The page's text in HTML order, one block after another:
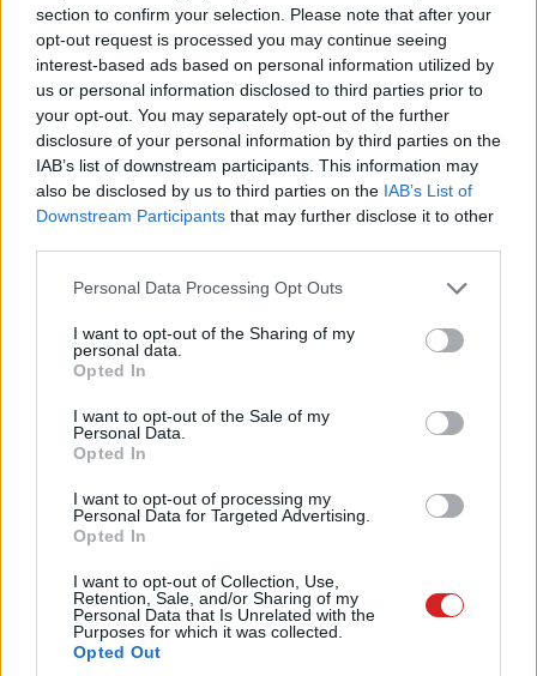
section to confirm your selection. Please note that after your
opt-out request is processed you may continue seeing
interest-based ads based on personal information utilized by
us or personal information disclosed to third parties prior to
your opt-out. You may separately opt-out of the further
disclosure of your personal information by third parties on the
IAB’s list of downstream participants. This information may
also be disclosed by us to third parties on the IAB’s List of
Downstream Participants that may further disclose it to other
Please note that this website/app uses one or more Google
not limited to your visit or usage behaviour. You may click to
grant or deny consent to Google and its third-party tags to
use your data for below specified purposes in below Google
consent section.
Personal Data Processing Opt Outs
I want to opt-out of the Sharing of my
personal data.
Opted In
I want to opt-out of the Sale of my
Personal Data.
Opted In
I want to opt-out of processing my
Personal Data for Targeted Advertising.
Opted In
I want to opt-out of Collection, Use,
Retention, Sale, and/or Sharing of my
Personal Data that Is Unrelated with the
Purposes for which it was collected.
Opted Out
Villamosenergia-felhasználás monitorozása az
Otthon (Home) alkalmazásban (csak az Egyesült
Államokban lesz elérhető)
Az imént felsorolt funkciók tehát jó eséllyel csak
valamivel később futnak majd be. Az iOS 18 béta
változatára történő frissítéssel egyébként érdemes még
várni, elvégre az eddigi beszámolók és tapasztalatok
alapján egyáltalán nem problémamentes a rendszer.
Pulzusméréssel segíti a biztonságos mozgást az új
balatoni kardioösvény (X)
Balatonalmádiban.
#apple